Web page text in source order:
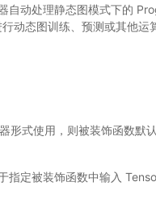
自动处理静态图模式下的
动态图训练、预测或其他运
形式使用，则被装饰函数默
定被装饰函数中输入